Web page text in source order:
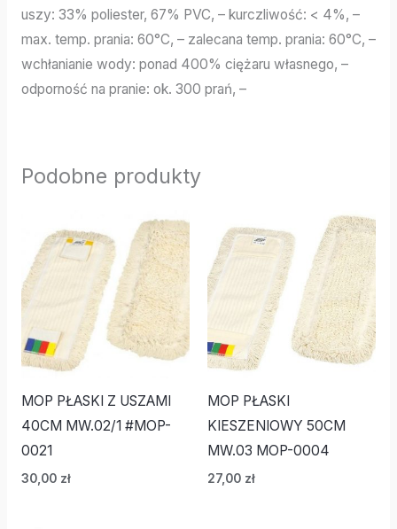
uszy: 33% poliester, 67% PVC, – kurczliwość: < 4%, –
max. temp. prania: 60°C, – zalecana temp. prania: 60°C, –
wchłanianie wody: ponad 400% ciężaru własnego, –
odporność na pranie: ok. 300 prań, –
Podobne produkty
MOP PŁASKI Z USZAMI
40CM MW.02/1 #MOP-
0021
30,00 zł
MOP PŁASKI
KIESZENIOWY 50CM
MW.03 MOP-0004
27,00 zł